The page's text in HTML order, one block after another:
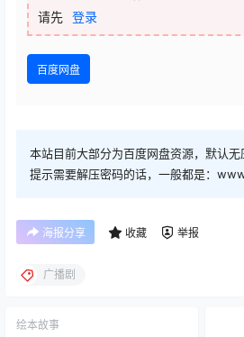
请先 登录
百度网盘
本站目前大部分为百度网盘资源，默认
提示需要解压密码的话，一般都是：
海报分享 收藏 举报
广播剧
绘本故事